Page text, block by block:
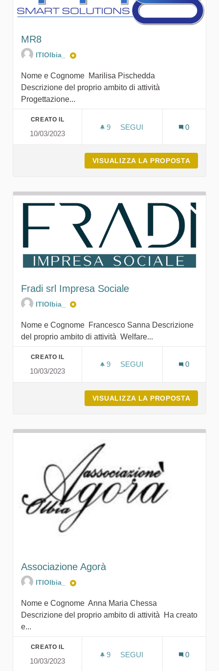
MR8
ITIOlbia_
Nome e Cognome Marilisa Pischedda
Descrizione del proprio ambito di attività
Progettazione...
CREATO IL
10/03/2023
9 9 SOSTENITORI
SEGUI
0
VISUALIZZA LA PROPOSTA
Fradi srl Impresa Sociale
ITIOlbia_
Nome e Cognome Francesco Sanna Descrizione
del proprio ambito di attività Welfare...
CREATO IL
10/03/2023
9 9 SOSTENITORI
SEGUI
0
VISUALIZZA LA PROPOSTA
Associazione Agorà
ITIOlbia_
Nome e Cognome Anna Maria Chessa
Descrizione del proprio ambito di attività Ha creato
e...
CREATO IL
10/03/2023
9 9 SOSTENITORI
SEGUI
0